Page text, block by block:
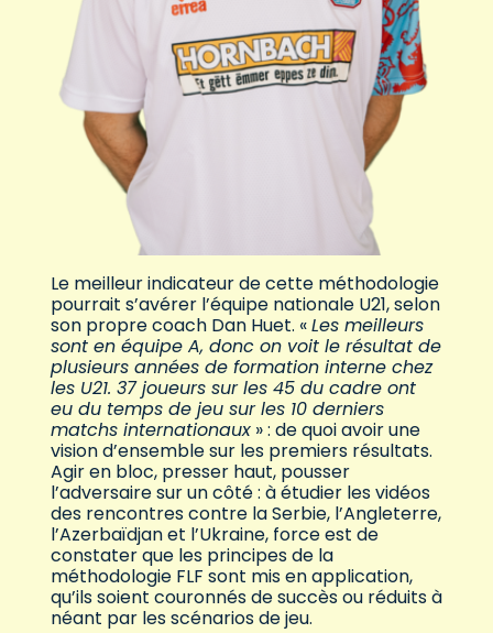
Le meilleur indicateur de cette méthodologie
pourrait s’avérer l’équipe nationale U21, selon
son propre coach Dan Huet. «Les meilleurs
sont en équipe A, donc on voit le résultat de
plusieurs années de formation interne chez
les U21. 37 joueurs sur les 45 du cadre ont
eu du temps de jeu sur les 10 derniers
matchs internationaux» : de quoi avoir une
vision d’ensemble sur les premiers résultats.
Agir en bloc, presser haut, pousser
l’adversaire sur un côté : à étudier les vidéos
des rencontres contre la Serbie, l’Angleterre,
l’Azerbaïdjan et l’Ukraine, force est de
constater que les principes de la
méthodologie FLF sont mis en application,
qu’ils soient couronnés de succès ou réduits à
néant par les scénarios de jeu.